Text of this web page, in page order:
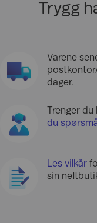
Trygg
Varene
dager.
Trenger du
du
Les vilkår
sin